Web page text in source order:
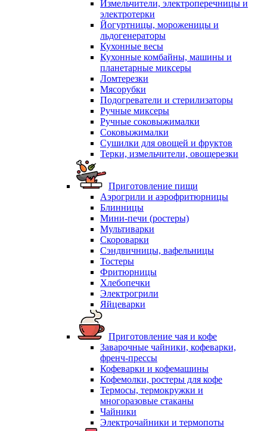
Измельчители, электроперечницы и
электротерки
Йогуртницы, мороженицы и
льдогенераторы
Кухонные весы
Кухонные комбайны, машины и
планетарные миксеры
Ломтерезки
Мясорубки
Подогреватели и стерилизаторы
Ручные миксеры
Ручные соковыжималки
Соковыжималки
Сушилки для овощей и фруктов
Терки, измельчители, овощерезки
Приготовление пищи
Аэрогрили и аэрофритюрницы
Блинницы
Мини-печи (ростеры)
Мультиварки
Скороварки
Сэндвичницы, вафельницы
Тостеры
Фритюрницы
Хлебопечки
Электрогрили
Яйцеварки
Приготовление чая и кофе
Заварочные чайники, кофеварки,
френч-прессы
Кофеварки и кофемашины
Кофемолки, ростеры для кофе
Термосы, термокружки и
многоразовые стаканы
Чайники
Электрочайники и термопоты